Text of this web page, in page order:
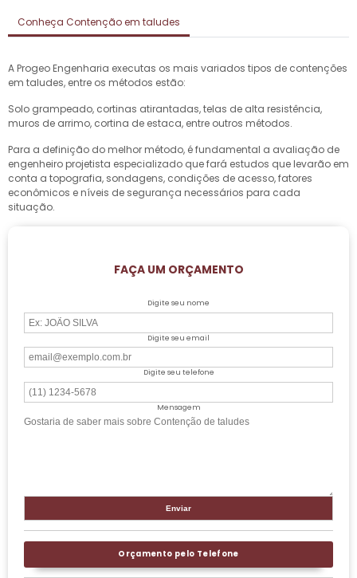
Conheça Contenção em taludes
A Progeo Engenharia executas os mais variados tipos de contenções
em taludes, entre os métodos estão:
Solo grampeado, cortinas atirantadas, telas de alta resistência,
muros de arrimo, cortina de estaca, entre outros métodos.
Para a definição do melhor método, é fundamental a avaliação de
engenheiro projetista especializado que fará estudos que levarão em
conta a topografia, sondagens, condições de acesso, fatores
econômicos e níveis de segurança necessários para cada
situação.
FAÇA UM ORÇAMENTO
Digite seu nome
Digite seu email
Digite seu telefone
Mensagem
Orçamento pelo Telefone